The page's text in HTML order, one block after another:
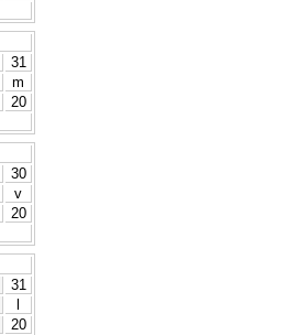
31
m
20
30
v
20
31
20